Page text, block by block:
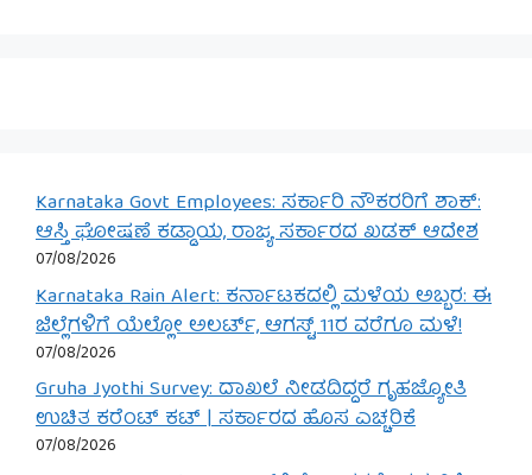
Karnataka Govt Employees: ಸರ್ಕಾರಿ ನೌಕರರಿಗೆ ಶಾಕ್:
ಆಸ್ತಿ ಘೋಷಣೆ ಕಡ್ಡಾಯ, ರಾಜ್ಯ ಸರ್ಕಾರದ ಖಡಕ್ ಆದೇಶ
07/08/2026
Karnataka Rain Alert: ಕರ್ನಾಟಕದಲ್ಲಿ ಮಳೆಯ ಅಬ್ಬರ: ಈ
ಜಿಲ್ಲೆಗಳಿಗೆ ಯೆಲ್ಲೋ ಅಲರ್ಟ್, ಆಗಸ್ಟ್ 11ರ ವರೆಗೂ ಮಳೆ!
07/08/2026
Gruha Jyothi Survey: ದಾಖಲೆ ನೀಡದಿದ್ದರೆ ಗೃಹಜ್ಯೋತಿ
ಉಚಿತ ಕರೆಂಟ್ ಕಟ್ | ಸರ್ಕಾರದ ಹೊಸ ಎಚ್ಚರಿಕೆ
07/08/2026